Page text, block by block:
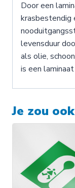
Door een
krasbestendig
levensduur
als olie,
is een
Je zou